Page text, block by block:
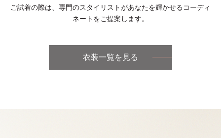
ご試着の際は、専門のスタイリストがあなたを輝かせるコーディ
ネートをご提案します。
衣装一覧を見る